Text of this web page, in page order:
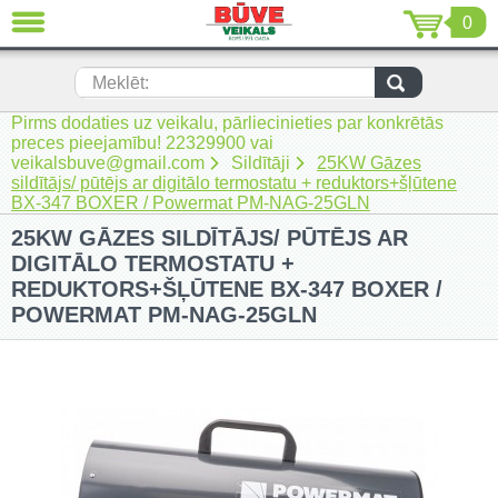
0
Meklēt:
Pirms dodaties uz veikalu, pārliecinieties par konkrētās
preces pieejamību! 22329900 vai
veikalsbuve@gmail.com
Sildītāji
25KW Gāzes
sildītājs/ pūtējs ar digitālo termostatu + reduktors+šļūtene
BX-347 BOXER / Powermat PM-NAG-25GLN
25KW GĀZES SILDĪTĀJS/ PŪTĒJS AR
DIGITĀLO TERMOSTATU +
REDUKTORS+ŠĻŪTENE BX-347 BOXER /
POWERMAT PM-NAG-25GLN
AIZVĒRT
Jaunumi (230)
Akumulatora instrumenti (205)
Akumulatoru lādētāji un piederumi
(116)
Auto ķīmija un piederumi kopšanai
(22)
Elektroinstrumenti (69)
Rokas elektroinstrumenti (2)